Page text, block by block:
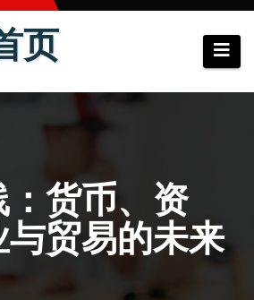
页
：货币、资
贸易的未来